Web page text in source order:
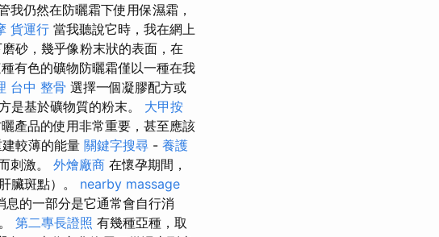
我仍然在防曬霜下使用保濕霜，
貨運行 當我聽說它時，我在網上
砂，幾乎像粉末狀的表面，在
有色的礦物防曬霜僅以一種在我
台中 整骨 選擇一個凝膠配方或
是基於礦物質的粉末。 大甲按
產品的使用非常重要，甚至應該
較薄的能量 關鍵字搜尋 - 養護
刺激。 外燴廠商 在懷孕期間，
臟斑點）。 nearby massage
息的一部分是它通常會自行消
第二專長證照 有幾種亞種，取